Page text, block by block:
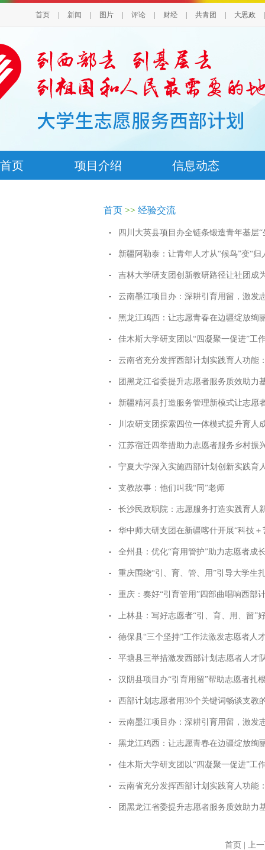
首页 新闻 图片 评论 财经 共青团 大思政
首页 项目介绍 信息动态
首页 >> 经验交流
四川大英县项目办全链条锻造青年基层“
新疆阿勒泰：让青年人才从“候鸟”变“归
吉林大学研支团创新教研路径让社团成
云南墨江项目办：深耕引育用留，激发
黑龙江鸡西：让志愿青春在边疆绽放绚
佳木斯大学研支团以“四凝聚一促进”工
云南省充分发挥西部计划实践育人功能
团黑龙江省委提升志愿者服务质效助力
新疆精河县打造服务管理新模式让志愿
川农研支团探索四位一体模式提升育人
江苏宿迁四举措助力志愿者服务乡村振
宁夏大学深入实施西部计划创新实践育
支教故事：他们叫我“同”老师
长沙民政职院：志愿服务打造实践育人
华中师大研支团在新疆喀什开展“科技
全州县：优化“育用管护”助力志愿者成
重庆围绕“引、育、管、用”引导大学生
重庆：奏好“引育管用”四部曲唱响西部
上林县：写好志愿者“引、育、用、留”
德保县“三个坚持”工作法激发志愿者人
平塘县三举措激发西部计划志愿者人才
汉阴县项目办“引育用留”帮助志愿者扎
西部计划志愿者用39个关键词畅谈支教
云南墨江项目办：深耕引育用留，激发
黑龙江鸡西：让志愿青春在边疆绽放绚
佳木斯大学研支团以“四凝聚一促进”工
云南省充分发挥西部计划实践育人功能
团黑龙江省委提升志愿者服务质效助力
首页 | 上